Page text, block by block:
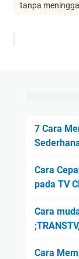
tanpa
7 Cara
Cara
pada TV
Cara
Cara